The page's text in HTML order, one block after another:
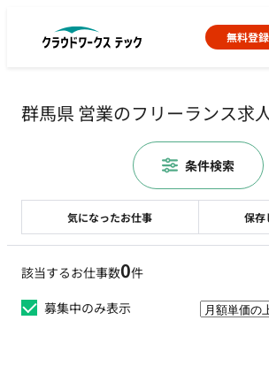
無料登録
群馬県 営業のフリーランス求
該当するお仕事数0件
募集中のみ表示
気になったお仕事 保存
条件検索